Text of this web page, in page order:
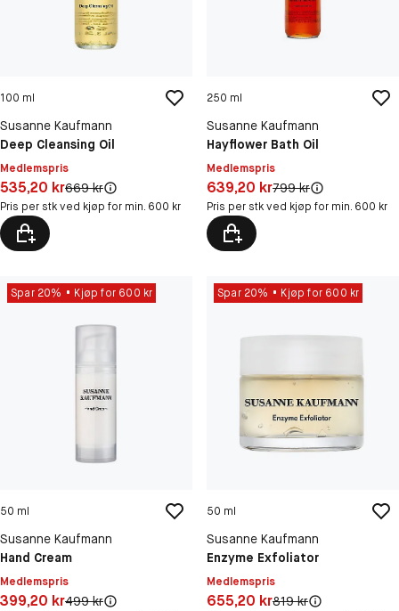
100 ml
Susanne Kaufmann
Deep Cleansing Oil
Medlemspris
Pris: 535,20 kr
535,20 krOriginal pris:
669 kr
Pris per stk ved kjøp for min. 600 kr
250 ml
Susanne Kaufmann
Hayflower Bath Oil
Medlemspris
Pris: 639,20 kr
639,20 krOriginal pris:
799 kr
Pris per stk ved kjøp for min. 600 kr
Spar 20% Kjøp for 600 kr
50 ml
Susanne Kaufmann
Hand Cream
Medlemspris
Pris: 399,20 kr
399,20 krOriginal pris:
499 kr
Spar 20% Kjøp for 600 kr
50 ml
Susanne Kaufmann
Enzyme Exfoliator
Medlemspris
Pris: 655,20 kr
655,20 krOriginal pris:
819 kr